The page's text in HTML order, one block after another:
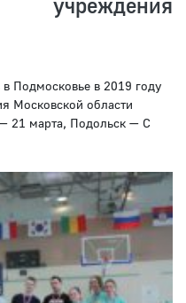
Подмосковье в 2019 году
Московской области
21 марта, Подольск — С